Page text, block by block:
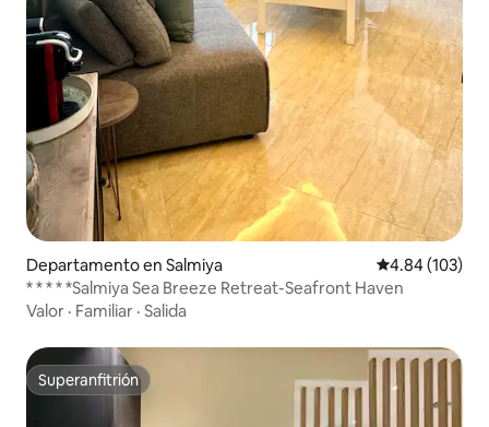
Departamento en Salmiya Calificación
4.84 (103)
* * * * *Salmiya Sea Breeze Retreat-Seafront Haven
Valor · Familiar · Salida
Superanfitrión
Superanfitrión